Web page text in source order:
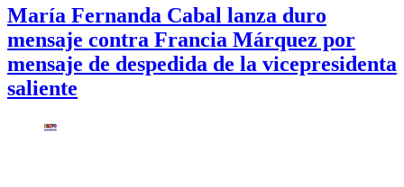
María Fernanda Cabal lanza duro
mensaje contra Francia Márquez por
mensaje de despedida de la vicepresidenta
saliente